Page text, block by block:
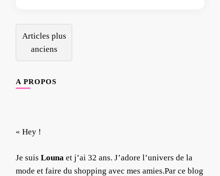
Navigation
des
articles
Articles plus
anciens
A PROPOS
« Hey !
Je suis Louna et j’ai 32 ans. J’adore l’univers de la
mode et faire du shopping avec mes amies.Par ce blog